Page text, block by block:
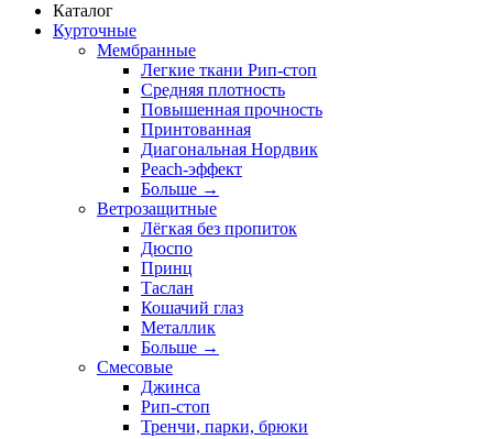
Каталог
Курточные
Мембранные
Легкие ткани Рип-стоп
Средняя плотность
Повышенная прочность
Принтованная
Диагональная Нордвик
Peach-эффект
Больше →
Ветрозащитные
Лёгкая без пропиток
Дюспо
Принц
Таслан
Кошачий глаз
Металлик
Больше →
Смесовые
Джинса
Рип-стоп
Тренчи, парки, брюки